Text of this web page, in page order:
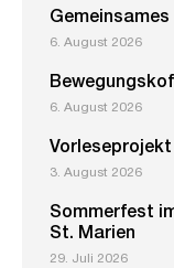
6. August 2026
6. August 2026
3. August 2026
Sommerfest
St. Marien
29. Juli 2026